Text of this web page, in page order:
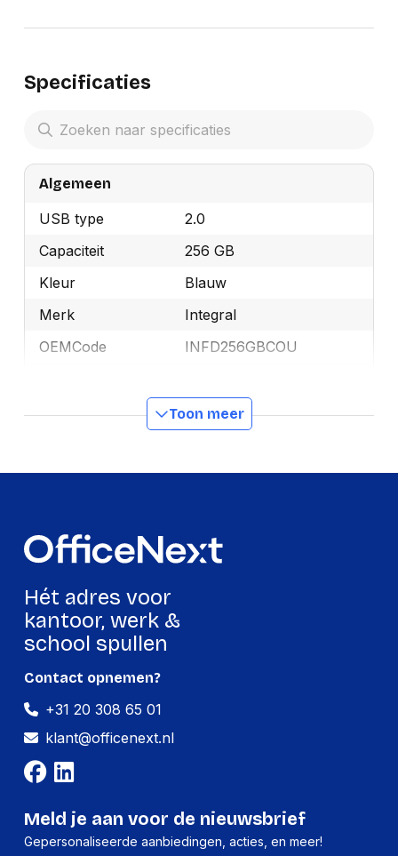
Specificaties
Algemeen
USB type
2.0
Capaciteit
256 GB
Kleur
Blauw
Merk
Integral
OEMCode
INFD256GBCOU
5055288442108
Breedte
105 mm
Gewicht
Per stuk
Hoeveelheid:
Breedte:
Hoogte:
10 millimeter
Lengte:
170 millimeter
Toon meer
Hét adres voor
kantoor, werk &
school spullen
Contact opnemen?
+31 20 308 65 01
klant@officenext.nl
Meld je aan voor de nieuwsbrief
Gepersonaliseerde aanbiedingen, acties, en meer!